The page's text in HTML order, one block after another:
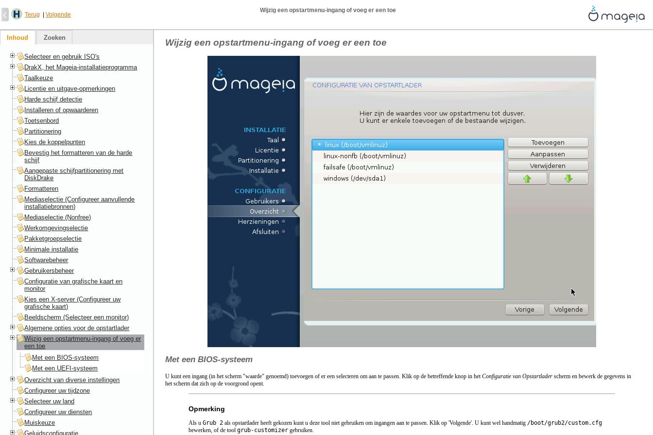
Terug Volgende
Wijzig een opstartmenu-ingang of voeg er een toe
Wijzig een opstartmenu-ingang of voeg er een toe
Met een BIOS-systeem
U kunt een ingang (in het scherm "waarde" genoemd) toevoegen of er een selecteren om aan te passen. Klik op de betreffende knop in het Configuratie van Opstartlader scherm en bewerk de gegevens in
het scherm dat zich op de voorgrond opent.
Opmerking
Als u Grub 2 als opstartlader heeft gekozen kunt u deze tool niet gebruiken om ingangen aan te passen. Klik op 'Volgende'. U kunt wel handmatig /boot/grub2/custom.cfg
bewerken, of de tool grub-customizer gebruiken.
Inhoud Zoeken
Selecteer en gebruik ISO's
DrakX, het Mageia-installatieprogramma
Taalkeuze
Licentie en uitgave-opmerkingen
Harde schijf detectie
Installeren of opwaarderen
Toetsenbord
Partitionering
Kies de koppelpunten
Bevestig het formatteren van de harde
schijf
Aangepaste schijfpartitionering met
DiskDrake
Formatteren
Mediaselectie (Configureer aanvullende
installatiebronnen)
Mediaselectie (Nonfree)
Werkomgevingselectie
Pakketgroepselectie
Minimale installatie
Softwarebeheer
Gebruikersbeheer
Configuratie van grafische kaart en
monitor
Kies een X-server (Configureer uw
grafische kaart)
Beeldscherm (Selecteer een monitor)
Algemene opties voor de opstartlader
Wijzig een opstartmenu-ingang of voeg er
een toe
Met een BIOS-systeem
Met een UEFI-systeem
Overzicht van diverse instellingen
Configureer uw tijdzone
Selecteer uw land
Configureer uw diensten
Muiskeuze
Geluidsconfiguratie